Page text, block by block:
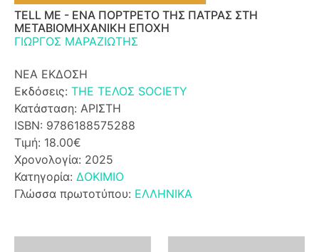
TELL ME - ΕΝΑ ΠΟΡΤΡΕΤΟ ΤΗΣ ΠΑΤΡΑΣ ΣΤΗ
ΜΕΤΑΒΙΟΜΗΧΑΝΙΚΗ ΕΠΟΧΗ
ΓΙΩΡΓΟΣ ΜΑΡΑΖΙΩΤΗΣ
ΝΕΑ ΕΚΔΟΣΗ
Εκδόσεις: THE ΤΕΛΟΣ SOCIETY
Κατάσταση: ΑΡΙΣΤΗ
ISBN: 9786188575288
Τιμή: 18.00€
Χρονολογία: 2025
Κατηγορία: ΔΟΚΙΜΙΟ
Γλώσσα πρωτοτύπου: ΕΛΛΗΝΙΚΑ